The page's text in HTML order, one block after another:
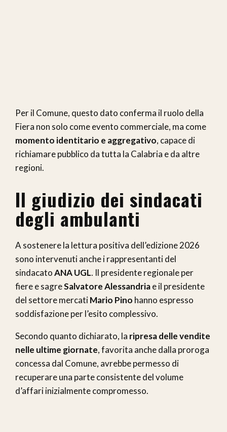
Per il Comune, questo dato conferma il ruolo della
Fiera non solo come evento commerciale, ma come
momento identitario e aggregativo, capace di
richiamare pubblico da tutta la Calabria e da altre
regioni.
Il giudizio dei sindacati
degli ambulanti
A sostenere la lettura positiva dell’edizione 2026
sono intervenuti anche i rappresentanti del
sindacatoANA UGL. Il presidente regionale per
fiere e sagreSalvatore Alessandriae il presidente
del settore mercatiMario Pino hanno espresso
soddisfazione per l’esito complessivo.
Secondo quanto dichiarato, la ripresa delle vendite
nelle ultime giornate, favorita anche dalla proroga
concessa dal Comune, avrebbe permesso di
recuperare una parte consistente del volume
d’affari inizialmente compromesso.